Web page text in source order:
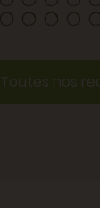
Toutes nos